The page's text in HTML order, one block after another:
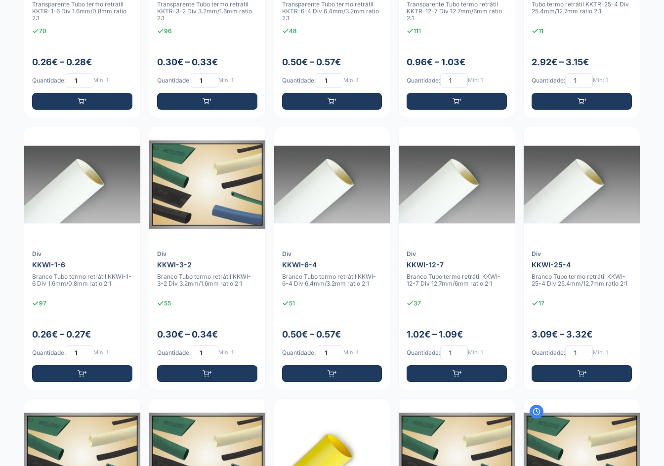
Transparente Tubo termo retrátil
KKTR-1-6 Div 1.6mm/0.8mm ratio
2:1
70
0.26€ – 0.28€
Quantidade: Mín: 1
Transparente Tubo termo retrátil
KKTR-3-2 Div 3.2mm/1.6mm ratio
2:1
96
0.30€ – 0.33€
Quantidade: Mín: 1
Transparente Tubo termo retrátil
KKTR-6-4 Div 6.4mm/3.2mm ratio
2:1
48
0.50€ – 0.57€
Quantidade: Mín: 1
Transparente Tubo termo retrátil
KKTR-12-7 Div 12.7mm/6mm ratio
2:1
111
0.96€ – 1.03€
Quantidade: Mín: 1
Tubo termo retrátil KKTR-25-4 Div
25.4mm/12.7mm ratio 2:1
11
2.92€ – 3.15€
Quantidade: Mín: 1
Div
KKWI-1-6
Branco Tubo termo retrátil KKWI-1-
6 Div 1.6mm/0.8mm ratio 2:1
97
0.26€ – 0.27€
Quantidade: Mín: 1
Div
KKWI-3-2
Branco Tubo termo retrátil KKWI-
3-2 Div 3.2mm/1.6mm ratio 2:1
55
0.30€ – 0.34€
Quantidade: Mín: 1
Div
KKWI-6-4
Branco Tubo termo retrátil KKWI-
6-4 Div 6.4mm/3.2mm ratio 2:1
51
0.50€ – 0.57€
Quantidade: Mín: 1
Div
KKWI-12-7
Branco Tubo termo retrátil KKWI-
12-7 Div 12.7mm/6mm ratio 2:1
37
1.02€ – 1.09€
Quantidade: Mín: 1
Div
KKWI-25-4
Branco Tubo termo retrátil KKWI-
25-4 Div 25.4mm/12.7mm ratio 2:1
17
3.09€ – 3.32€
Quantidade: Mín: 1